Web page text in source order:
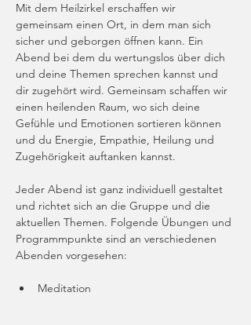
Mit dem Heilzirkel erschaffen wir
gemeinsam einen Ort, in dem man sich
sicher und geborgen öffnen kann. Ein
Abend bei dem du wertungslos über dich
und deine Themen sprechen kannst und
dir zugehört wird. Gemeinsam schaffen wir
einen heilenden Raum, wo sich deine
Gefühle und Emotionen sortieren können
und du Energie, Empathie, Heilung und
Zugehörigkeit auftanken kannst.
Jeder Abend ist ganz individuell gestaltet
und richtet sich an die Gruppe und die
aktuellen Themen. Folgende Übungen und
Programmpunkte sind an verschiedenen
Abenden vorgesehen:
Meditation